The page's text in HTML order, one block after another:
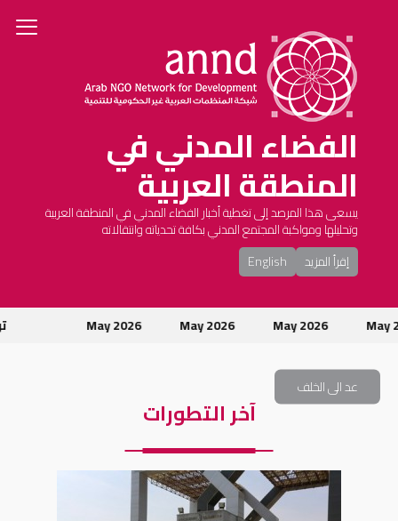
الفضاء المدني في
المنطقة العربية
يسعى هذا المرصد إلى تغطية أخبار الفضاء المدني في المنطقة العربية
وتحليلها ومواكبة المجتمع المدني بكافة تحدياته وانتقالاته
إقرأ المزيد
English
May 2026 May 2026 May 2026
آخر التطورات
عد الى الخلف